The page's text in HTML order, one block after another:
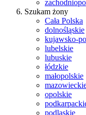
Szukam żony
Cała Polska
dolnośląskie
kujawsko-
lubelskie
lubuskie
łódzkie
małopolskie
opolskie
podlaskie